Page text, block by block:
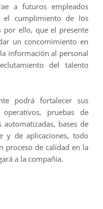
a futuros empleados
el cumplimiento de los
por ello, que el presente
un concomimiento en
información al personal
del talento
podrá fortalecer sus
pruebas de
bases de
y de aplicaciones, todo
proceso de calidad en la
a la compañía.